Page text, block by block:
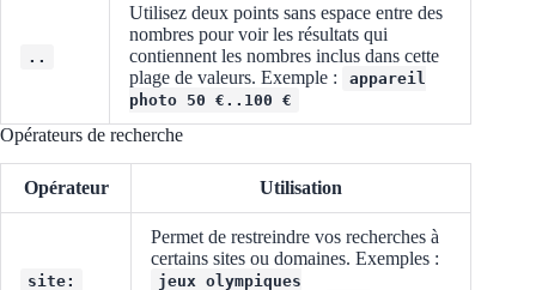
..
Utilisez deux points sans espace entre des
nombres pour voir les résultats qui
contiennent les nombres inclus dans cette
plage de valeurs. Exemple :
appareil
photo 50 €..100 €
Opérateurs de recherche
Opérateur Utilisation
site:
Permet de restreindre vos recherches à
certains sites ou domaines. Exemples :
jeux olympiques